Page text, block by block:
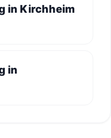
in Kirchheim
in